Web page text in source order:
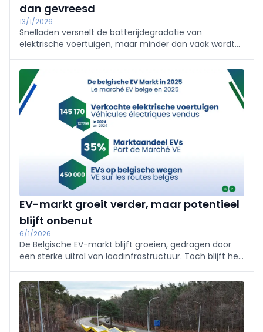
dan gevreesd
13/1/2026
Snelladen versnelt de batterijdegradatie van
elektrische voertuigen, maar minder dan vaak wordt
Geotab blijkt dat moderne EV-batterijen ruimschoots
voldoen aan de gebruiksduur van professionele
wagenparken.
EV-markt groeit verder, maar potentieel
blijft onbenut
6/1/2026
De Belgische EV-markt blijft groeien, gedragen door
een sterke uitrol van laadinfrastructuur. Toch blijft het
kopers en elektrische bedrijfsvoertuigen. EV Belgium
waarschuwt voor een onevenwichtige transitie.